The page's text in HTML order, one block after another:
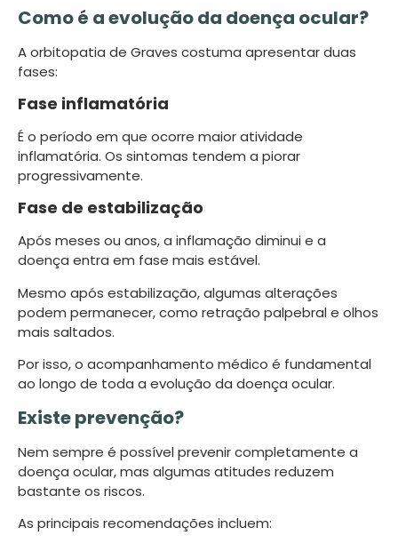
Como é a evolução da doença ocular?
A orbitopatia de Graves costuma apresentar duas
fases:
Fase inflamatória
É o período em que ocorre maior atividade
inflamatória. Os sintomas tendem a piorar
progressivamente.
Fase de estabilização
Após meses ou anos, a inflamação diminui e a
doença entra em fase mais estável.
Mesmo após estabilização, algumas alterações
podem permanecer, como retração palpebral e olhos
mais saltados.
Por isso, o acompanhamento médico é fundamental
ao longo de toda a evolução da doença ocular.
Existe prevenção?
Nem sempre é possível prevenir completamente a
doença ocular, mas algumas atitudes reduzem
bastante os riscos.
As principais recomendações incluem: